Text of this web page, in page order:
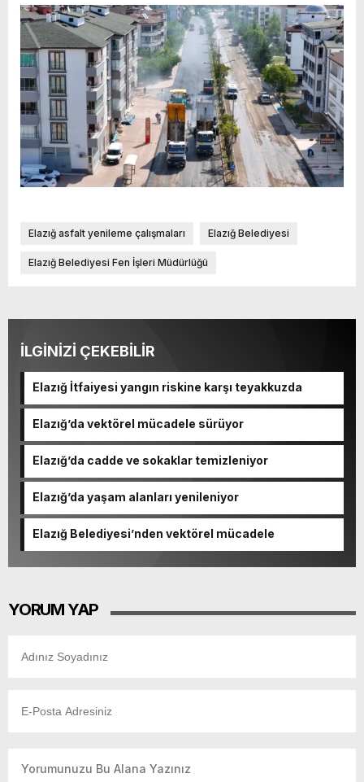
Elazığ asfalt yenileme çalışmaları Elazığ Belediyesi
Elazığ Belediyesi Fen İşleri Müdürlüğü
İLGİNİZİ ÇEKEBİLİR
Elazığ İtfaiyesi yangın riskine karşı teyakkuzda
Elazığ’da vektörel mücadele sürüyor
Elazığ’da cadde ve sokaklar temizleniyor
Elazığ’da yaşam alanları yenileniyor
Elazığ Belediyesi’nden vektörel mücadele
YORUM YAP